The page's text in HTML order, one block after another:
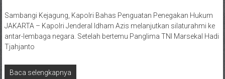
Sambangi Kejagung, Kapolri Bahas Penguatan Penegakan Hukum
JAKARTA – Kapolri Jenderal Idham Azis melanjutkan silaturahmi ke
antar-lembaga negara. Setelah bertemu Panglima TNI Marsekal Hadi
Tjahjanto
Baca selengkapnya